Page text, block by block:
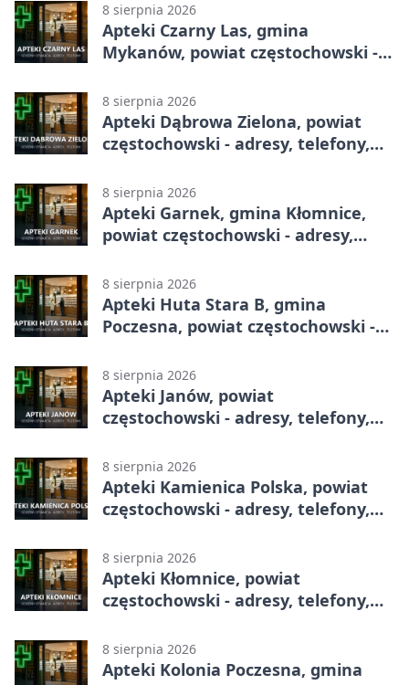
8 sierpnia 2026
Apteki Czarny Las, gmina
Mykanów, powiat częstochowski -
8 sierpnia 2026
Apteki Dąbrowa Zielona, powiat
częstochowski - adresy, telefony,
8 sierpnia 2026
Apteki Garnek, gmina Kłomnice,
powiat częstochowski - adresy,
8 sierpnia 2026
Apteki Huta Stara B, gmina
Poczesna, powiat częstochowski -
8 sierpnia 2026
Apteki Janów, powiat
częstochowski - adresy, telefony,
8 sierpnia 2026
Apteki Kamienica Polska, powiat
częstochowski - adresy, telefony,
8 sierpnia 2026
Apteki Kłomnice, powiat
częstochowski - adresy, telefony,
8 sierpnia 2026
Apteki Kolonia Poczesna, gmina